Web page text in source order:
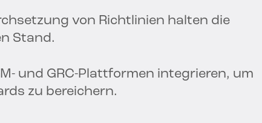
von Richtlinien halten die
Stand.
und GRC-Plattformen integrieren, um
zu bereichern.